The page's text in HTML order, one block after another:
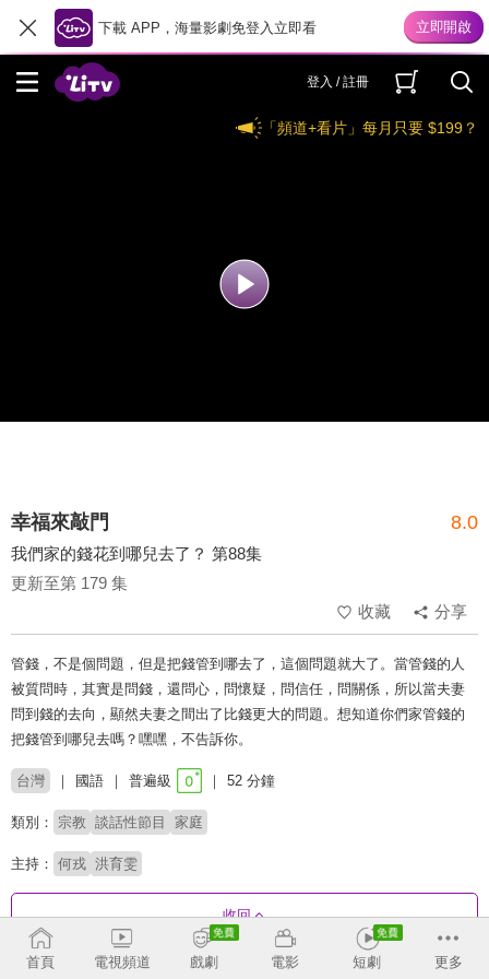
下載 APP，海量影劇免登入立即看
登入 / 註冊
「頻道+看片」每月只要 $199？
幸福來敲門 8.0
我們家的錢花到哪兒去了？ 第88集
更新至第 179 集
收藏
分享
管錢，不是個問題，但是把錢管到哪去了，這個問題就大了。當管錢的人
被質問時，其實是問錢，還問心，問懷疑，問信任，問關係，所以當夫妻
問到錢的去向，顯然夫妻之間出了比錢更大的問題。想知道你們家管錢的
把錢管到哪兒去嗎？嘿嘿，不告訴你。
台灣 國語 普遍級 52 分鐘
類別： 宗教 談話性節目 家庭
主持： 何戎 洪育雯
收回
首頁 電視頻道 戲劇 電影 短劇 更多